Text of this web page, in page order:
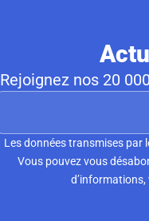
Rejoignez nos 20
Les données transmises par
Vous pouvez vous
d’informations,